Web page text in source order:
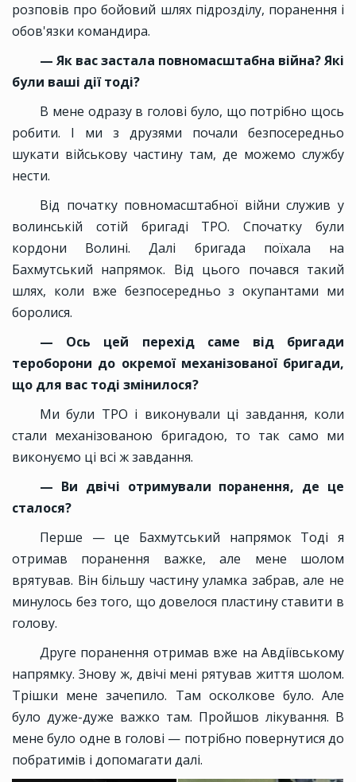
розповів про бойовий шлях підрозділу, поранення і
обов'язки командира.
— Як вас застала повномасштабна війна? Які
були ваші дії тоді?
В мене одразу в голові було, що потрібно щось
робити. І ми з друзями почали безпосередньо
шукати військову частину там, де можемо службу
нести.
Від початку повномасштабної війни служив у
волинській сотій бригаді ТРО. Спочатку були
кордони Волині. Далі бригада поїхала на
Бахмутський напрямок. Від цього почався такий
шлях, коли вже безпосередньо з окупантами ми
боролися.
— Ось цей перехід саме від бригади
тероборони до окремої механізованої бригади,
що для вас тоді змінилося?
Ми були ТРО і виконували ці завдання, коли
стали механізованою бригадою, то так само ми
виконуємо ці всі ж завдання.
— Ви двічі отримували поранення, де це
сталося?
Перше — це Бахмутський напрямок Тоді я
отримав поранення важке, але мене шолом
врятував. Він більшу частину уламка забрав, але не
минулось без того, що довелося пластину ставити в
голову.
Друге поранення отримав вже на Авдіївському
напрямку. Знову ж, двічі мені рятував життя шолом.
Трішки мене зачепило. Там осколкове було. Але
було дуже-дуже важко там. Пройшов лікування. В
мене було одне в голові — потрібно повернутися до
побратимів і допомагати далі.